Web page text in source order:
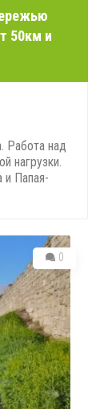
50км и
Работа над
нагрузки.
Папая-
0